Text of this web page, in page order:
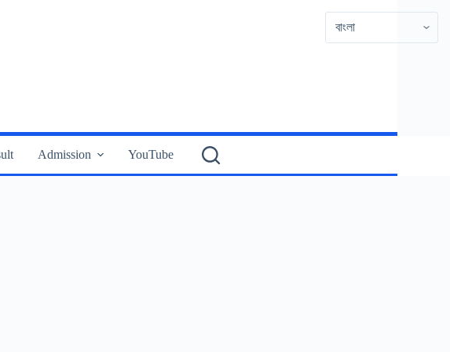
Admission YouTube